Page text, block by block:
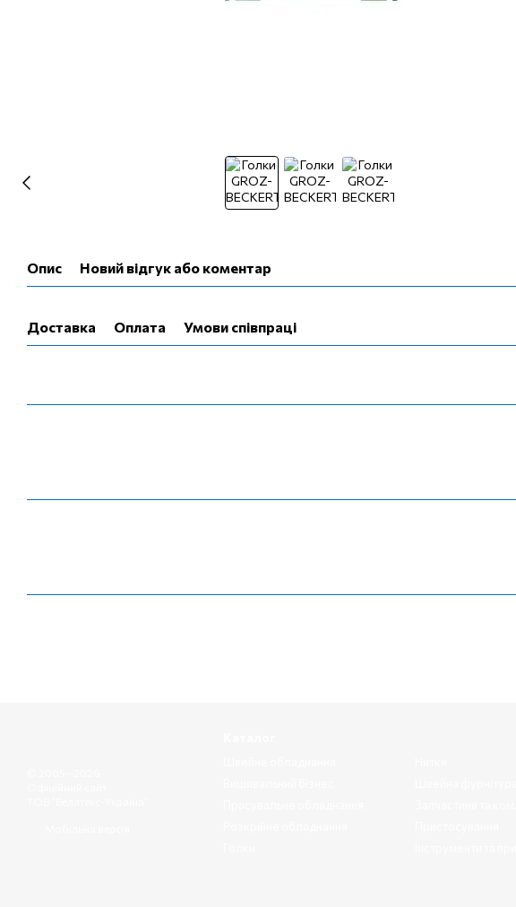
Опис Новий відгук або коментар
Доставка Оплата Умови співпраці